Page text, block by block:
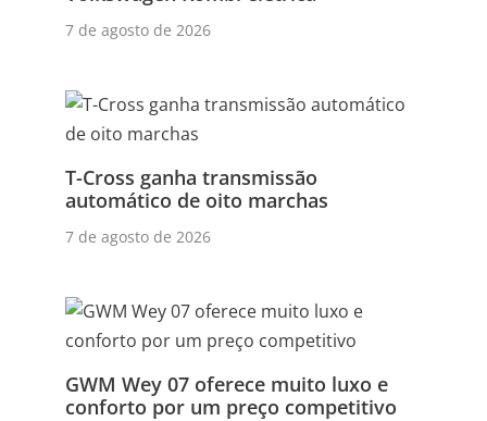
7 de agosto de 2026
T-Cross ganha transmissão
automático de oito marchas
7 de agosto de 2026
GWM Wey 07 oferece muito luxo e
conforto por um preço competitivo